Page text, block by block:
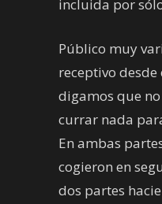
incluida por
Público muy
receptivo
digamos que
currar nada
En ambas
cogieron en
dos partes